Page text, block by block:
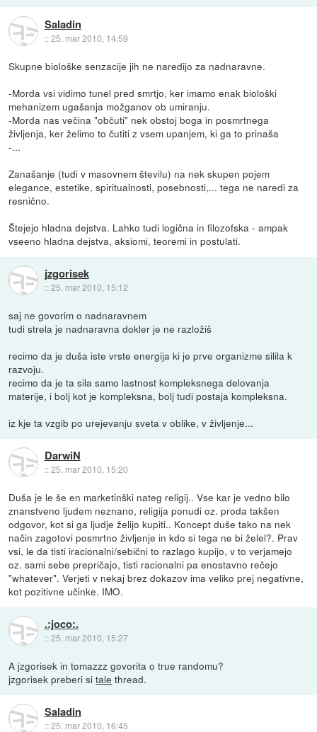
Saladin
::25. mar 2010, 14:59
Skupne biološke senzacije jih ne naredijo za nadnaravne.
-Morda vsi vidimo tunel pred smrtjo, ker imamo enak biološki
mehanizem ugašanja možganov ob umiranju.
-Morda nas večina "občuti" nek obstoj boga in posmrtnega
življenja, ker želimo to čutiti z vsem upanjem, ki ga to prinaša
-...
Zanašanje (tudi v masovnem številu) na nek skupen pojem
elegance, estetike, spiritualnosti, posebnosti,... tega ne naredi za
resnično.
Štejejo hladna dejstva. Lahko tudi logična in filozofska - ampak
vseeno hladna dejstva, aksiomi, teoremi in postulati.
jzgorisek
::25. mar 2010, 15:12
saj ne govorim o nadnaravnem
tudi strela je nadnaravna dokler je ne razložiš
recimo da je duša iste vrste energija ki je prve organizme silila k
razvoju.
recimo da je ta sila samo lastnost kompleksnega delovanja
materije, i bolj kot je kompleksna, bolj tudi postaja kompleksna.
iz kje ta vzgib po urejevanju sveta v oblike, v življenje...
DarwiN
::25. mar 2010, 15:20
Duša je le še en marketinški nateg religij.. Vse kar je vedno bilo
znanstveno ljudem neznano, religija ponudi oz. proda takšen
odgovor, kot si ga ljudje želijo kupiti.. Koncept duše tako na nek
način zagotovi posmrtno življenje in kdo si tega ne bi želel?. Prav
vsi, le da tisti iracionalni/sebični to razlago kupijo, v to verjamejo
oz. sami sebe prepričajo, tisti racionalni pa enostavno rečejo
"whatever". Verjeti v nekaj brez dokazov ima veliko prej negativne,
kot pozitivne učinke. IMO.
.:joco:.
::25. mar 2010, 15:27
A jzgorisek in tomazzz govorita o true randomu?
jzgorisek preberi sitale thread.
Saladin
::25. mar 2010, 16:45